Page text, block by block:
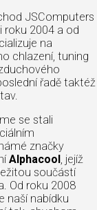
JSComputers
roku 2004 a od
na
chlazení, tuning
řadě taktéž
se stali
značky
Alphacool, jejíž
součástí
Od roku 2008
naší nabídku